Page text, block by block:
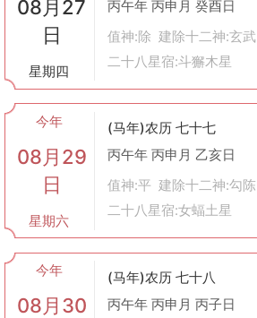
08月27
日
星期四
丙午年 丙申月 癸酉日
值神:除 建除十二神:玄武
二十八星宿:斗獬木星
今年
08月29
日
星期六
(马年)农历 七十七
丙午年 丙申月 乙亥日
值神:平 建除十二神:勾陈
二十八星宿:女蝠土星
今年
08月30
(马年)农历 七十八
丙午年 丙申月 丙子日